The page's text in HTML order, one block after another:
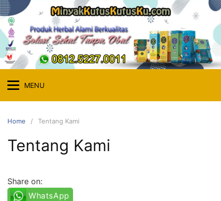
Skip
to
content
MENU
Home Tentang Kami
Tentang Kami
Share on:
WhatsApp